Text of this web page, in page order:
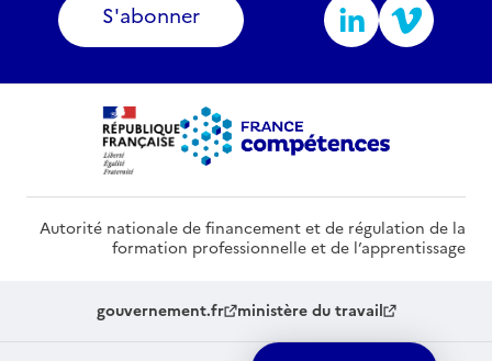
S'abonner
Autorité nationale de financement et de régulation de la
formation professionnelle et de l’apprentissage
gouvernement.fr ministère du travail